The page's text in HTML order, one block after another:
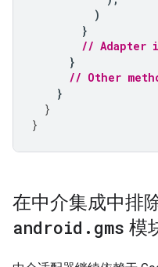
)
}
// Adapter
}
// Other
}
}
}
在中介集成中排
android . gms 模